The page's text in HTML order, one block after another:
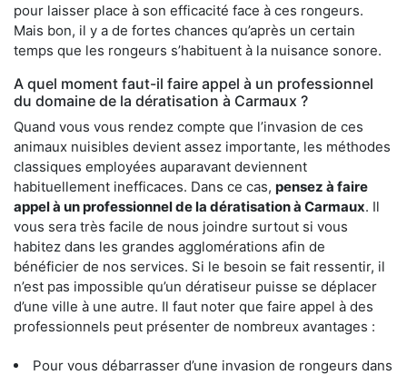
pour laisser place à son efficacité face à ces rongeurs.
Mais bon, il y a de fortes chances qu’après un certain
temps que les rongeurs s’habituent à la nuisance sonore.
A quel moment faut-il faire appel à un professionnel
du domaine de la dératisation à Carmaux ?
Quand vous vous rendez compte que l’invasion de ces
animaux nuisibles devient assez importante, les méthodes
classiques employées auparavant deviennent
habituellement inefficaces. Dans ce cas, pensez à faire
appel à un professionnel de la dératisation à Carmaux. Il
vous sera très facile de nous joindre surtout si vous
habitez dans les grandes agglomérations afin de
bénéficier de nos services. Si le besoin se fait ressentir, il
n’est pas impossible qu’un dératiseur puisse se déplacer
d’une ville à une autre. Il faut noter que faire appel à des
professionnels peut présenter de nombreux avantages :
Pour vous débarrasser d’une invasion de rongeurs dans